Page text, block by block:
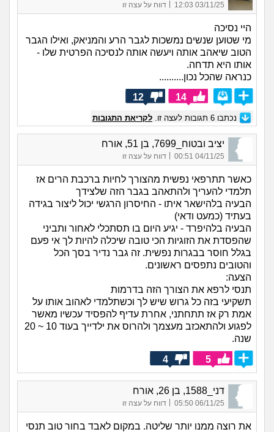
03/11/25 12:03 דווח על עצה זו
היי נסיכה
מי שטוען שנשים נמשכות לגבר הרע והמניאק, ואילו הגבר
הטוב שיאהב אותה ויעשה אותה לנסיכה הפרטית שלו -
אותו היא תדחה.
כנראה שהכל נכון..........
14
12
נכתבו 6 תגובות לעצה זו. לקריאת התגובות
יציב ובטוח_7699, בן 51, אורח
04/11/25 00:51 דווח על עצה זו
כאשר תתרפאי נפשית מהצורך לחיות ברכבת הרים אז
תלמדי להעריך ולהתאהב בגבר הזה שלצידך
הבעיה בלהישאר איתו - החיסרון הרגשי יכול ליצור בגידה
בעתיד (כמעט ודאי)
הבעיה בלהיפרד - יגיע היום בו תסתכלי לאחור ותביני
שהפסדת את הזוגיות הכי טובה שיכלה להיות לך אי פעם
בגלל חוסר בבגרות נפשית. זה גבר נדיר בסך הכל
והטובים נתפסים ראשונים.
הצעה:
תנסי לרפא את הצורך הזה בדרמות
תשקיעי בזה כל גרוש שיש לך וכשתלמדי לאהוב אותו על
אמת רק אז תתחתני, אחרת עדיף להפסיד עכשיו מאשר
לפגוע ולהתאכזב מעצמך ולהרוס את ילדייך בעוד 10 ~ 20
שנה.
5
4
דני_1588, בן 26, אורח
06/11/25 05:50
| דווח על עצה זו
את רוצה ממנו יותר שליטה. במקום לאבד בחור טוב תנסי